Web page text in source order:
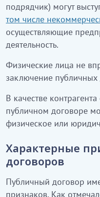
подрядчик) могут
том числе
осуществляющие
деятельность.
Физические лица не
заключение публичных
В качестве
публичном договоре
физическое или
Характерные
договоров
Публичный договор
признаков. Как